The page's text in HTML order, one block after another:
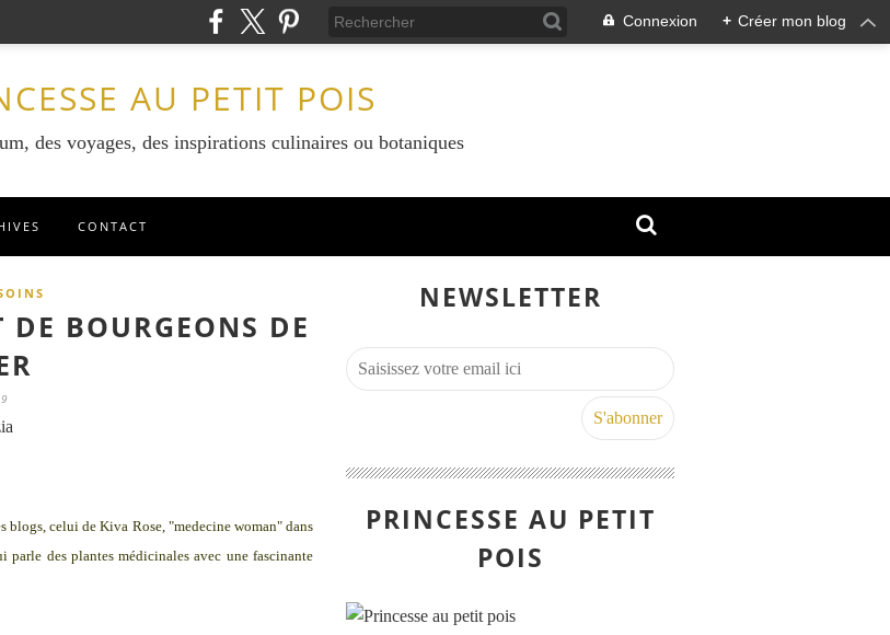
Connexion + Créer mon blog
AU PETIT POIS
des voyages, des inspirations culinaires ou botaniques
CONTACT
DE BOURGEONS DE
celui de Kiva Rose, "medecine woman" dans
des plantes médicinales avec une fascinante
NEWSLETTER
PRINCESSE AU PETIT
POIS